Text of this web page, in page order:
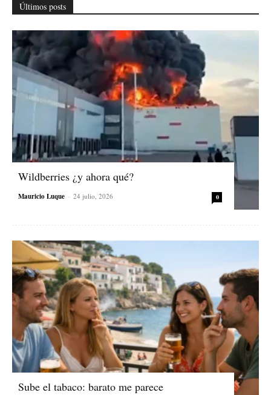
Últimos posts
Wildberries ¿y ahora qué?
Mauricio Luque - 24 julio, 2026 0
Sube el tabaco: barato me parece